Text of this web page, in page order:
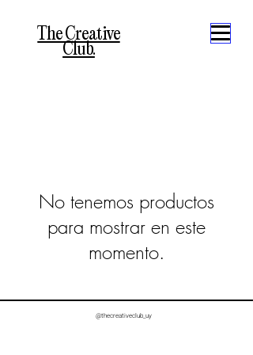
The Creative
Club.
No tenemos productos
para mostrar en este
momento.
@thecreativeclub_uy